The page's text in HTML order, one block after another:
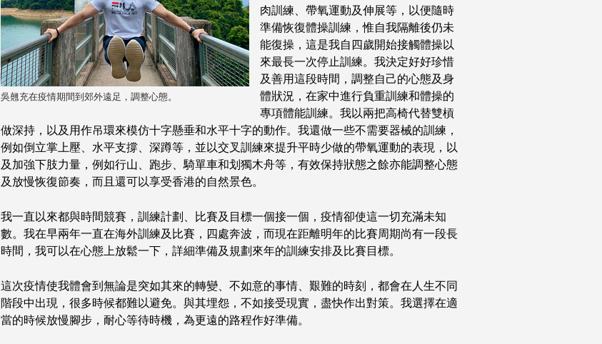
吳翹充在疫情期間到郊外遠足，調整心態。
肉訓練、帶氧運動及伸展等，以便隨時
準備恢復體操訓練，惟自我隔離後仍未
能復操，這是我自四歲開始接觸體操以
來最長一次停止訓練。我決定好好珍惜
及善用這段時間，調整自己的心態及身
體狀況，在家中進行負重訓練和體操的
專項體能訓練。我以兩把高椅代替雙槓
做深持，以及用作吊環來模仿十字懸垂和水平十字的動作。我還做一些不需要器械的訓練，
例如倒立掌上壓、水平支撐、深蹲等，並以交叉訓練來提升平時少做的帶氧運動的表現，以
及加強下肢力量，例如行山、跑步、騎單車和划獨木舟等，有效保持狀態之餘亦能調整心態
及放慢恢復節奏，而且還可以享受香港的自然景色。
我一直以來都與時間競賽，訓練計劃、比賽及目標一個接一個，疫情卻使這一切充滿未知
數。我在早兩年一直在海外訓練及比賽，四處奔波，而現在距離明年的比賽周期尚有一段長
時間，我可以在心態上放鬆一下，詳細準備及規劃來年的訓練安排及比賽目標。
這次疫情使我體會到無論是突如其來的轉變、不如意的事情、艱難的時刻，都會在人生不同
階段中出現，很多時候都難以避免。與其埋怨，不如接受現實，盡快作出對策。我選擇在適
當的時候放慢腳步，耐心等待時機，為更遠的路程作好準備。